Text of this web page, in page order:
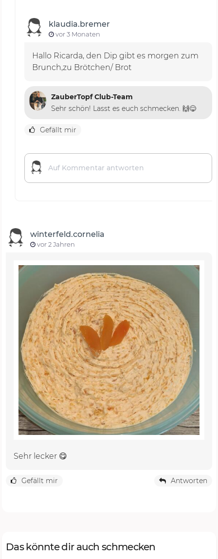
klaudia.bremer
vor 3 Monaten
Hallo Ricarda, den Dip gibt es morgen zum
Brunch,zu Brötchen/ Brot
ZauberTopf Club-Team
Sehr schön! Lasst es euch schmecken. 🙌😋
Gefällt mir
winterfeld.cornelia
vor 2 Jahren
Sehr lecker 😋
Gefällt mir Antworten
Das könnte dir auch schmecken